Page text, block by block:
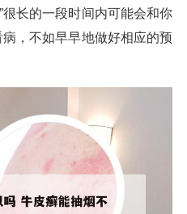
很长的一段时间内可能会和你
，不如早早地做好相应的预